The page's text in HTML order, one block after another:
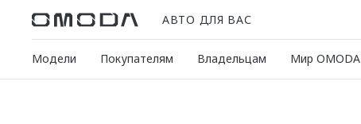
АВТО ДЛЯ ВАС
Модели Покупателям Владельцам Мир OMODA